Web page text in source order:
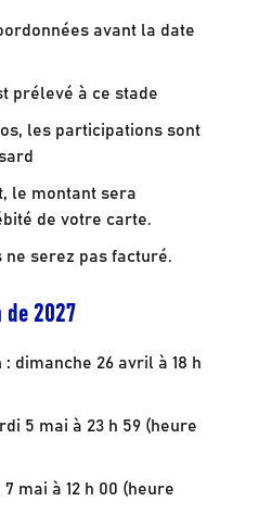
avant la date
prélevé à ce stade
les participations sont
le montant sera
de votre carte.
ne serez pas facturé.
2027
: dimanche 26 avril à 18 h
5 mai à 23 h 59 (heure
mai à 12 h 00 (heure